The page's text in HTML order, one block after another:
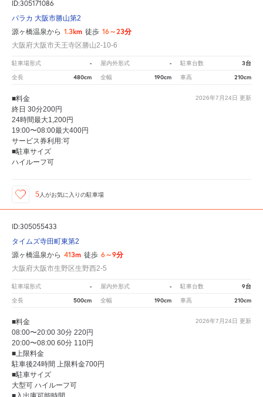
ID:305171086
パラカ 大阪市勝山第2
源ヶ橋温泉から 1.3km 徒歩 16～23分
大阪府大阪市天王寺区勝山2-10-6
駐車場形式 - 屋内外形式 - 駐車台数 3台
全長 480cm 全幅 190cm 車高 210cm
2026年7月24日 更新
■料金
終日 30分200円
24時間最大1,200円
19:00〜08:00最大400円
サービス券利用:可
■駐車サイズ
ハイルーフ可
5 人がお気に入りの駐車場
ID:305055433
タイムズ寺田町東第2
源ヶ橋温泉から 413m 徒歩 6～9分
大阪府大阪市生野区生野西2-5
駐車場形式 - 屋内外形式 - 駐車台数 9台
全長 500cm 全幅 190cm 車高 210cm
2026年7月24日 更新
■料金
08:00〜20:00 30分 220円
20:00〜08:00 60分 110円
■上限料金
駐車後24時間 上限料金700円
■駐車サイズ
大型可 ハイルーフ可